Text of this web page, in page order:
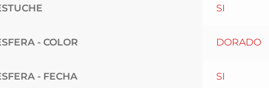
SI
- COLOR DORADO
- FECHA SI